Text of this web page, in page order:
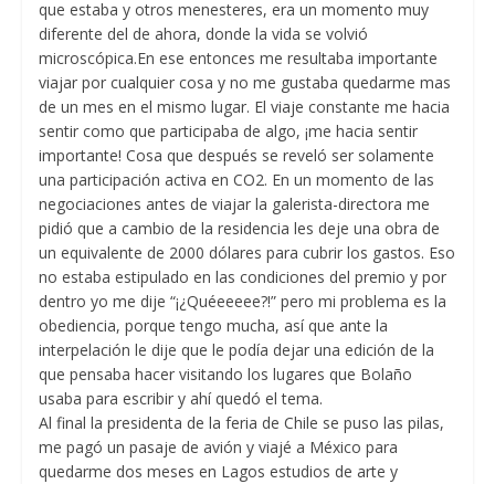
que estaba y otros menesteres, era un momento muy
diferente del de ahora, donde la vida se volvió
microscópica.En ese entonces me resultaba importante
viajar por cualquier cosa y no me gustaba quedarme mas
de un mes en el mismo lugar. El viaje constante me hacia
sentir como que participaba de algo, ¡me hacia sentir
importante! Cosa que después se reveló ser solamente
una participación activa en CO2. En un momento de las
negociaciones antes de viajar la galerista-directora me
pidió que a cambio de la residencia les deje una obra de
un equivalente de 2000 dólares para cubrir los gastos. Eso
no estaba estipulado en las condiciones del premio y por
dentro yo me dije “¡¿Quéeeeee?!” pero mi problema es la
obediencia, porque tengo mucha, así que ante la
interpelación le dije que le podía dejar una edición de la
que pensaba hacer visitando los lugares que Bolaño
usaba para escribir y ahí quedó el tema.
Al final la presidenta de la feria de Chile se puso las pilas,
me pagó un pasaje de avión y viajé a México para
quedarme dos meses en Lagos estudios de arte y